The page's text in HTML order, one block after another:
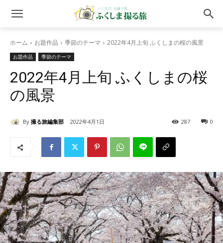
ホーム お題作品 季節のテーマ 2022年4月上旬 ふくしまの桜の風景
お題作品 季節のテーマ
2022年4月上旬 ふくしまの桜
の風景
By 撮る旅編集部 2022年4月1日 0
287